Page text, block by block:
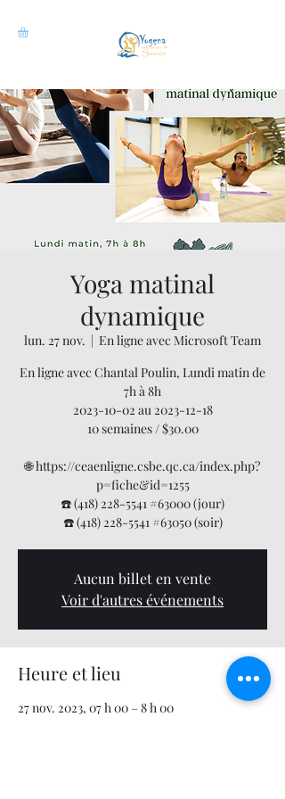
Yoga matinal
dynamique
lun. 27 nov.
  |
En ligne avec Microsoft Team
En ligne avec Chantal Poulin, Lundi matin de
7h à 8h
2023-10-02 au 2023-12-18
10 semaines / $30.00
🌐 https://ceaenligne.csbe.qc.ca/index.php?
p=fiche&id=1255
☎️ (418) 228-5541 #63000 (jour)
☎️ (418) 228-5541 #63050 (soir)
Aucun billet en vente
Voir d'autres événements
Heure et lieu
27 nov. 2023, 07 h 00 – 8 h 00